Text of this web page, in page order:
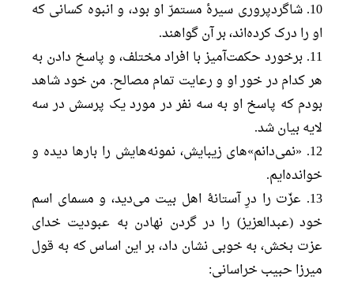
10. شاگردپروری سیرۀ مستمرّ او بود، و انبوه کسانی که
او را درک کرده‌اند، بر آن گواهند.
11. برخورد حکمت‌آمیز با افراد مختلف، و پاسخ دادن به
هر کدام در خور او و رعایت تمام مصالح. من خود شاهد
بودم که پاسخ او به سه نفر در مورد یک پرسش در سه
لایه بیان شد.
12. «نمی‌دانم»‌های زیبایش، نمونه‌هایش را بارها دیده و
خوانده‌ایم.
13. عزّت را درِ آستانۀ اهل بیت می‌دید، و مسمای اسم
خود (عبدالعزیز) را در گردن نهادن به عبودیت خدای
عزت بخش، به خوبی نشان داد، بر این اساس که به قول
میرزا حبیب خراسانی: